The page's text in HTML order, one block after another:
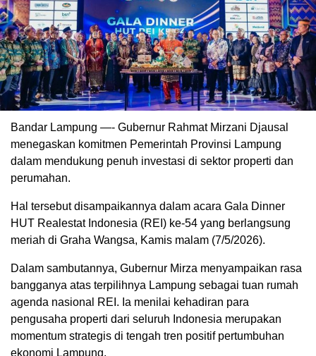
Bandar Lampung —- Gubernur Rahmat Mirzani Djausal
menegaskan komitmen Pemerintah Provinsi Lampung
dalam mendukung penuh investasi di sektor properti dan
perumahan.
Hal tersebut disampaikannya dalam acara Gala Dinner
HUT Realestat Indonesia (REI) ke-54 yang berlangsung
meriah di Graha Wangsa, Kamis malam (7/5/2026).
​Dalam sambutannya, Gubernur Mirza menyampaikan rasa
bangganya atas terpilihnya Lampung sebagai tuan rumah
agenda nasional REI. Ia menilai kehadiran para
pengusaha properti dari seluruh Indonesia merupakan
momentum strategis di tengah tren positif pertumbuhan
ekonomi Lampung.